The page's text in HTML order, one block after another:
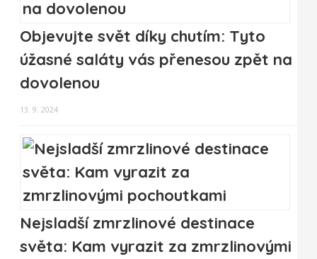
Objevujte svět díky chutím: Tyto
úžasné saláty vás přenesou zpět na
dovolenou
13. 9. 2024
Nejsladší zmrzlinové destinace
světa: Kam vyrazit za zmrzlinovými